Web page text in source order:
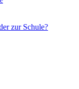
zur Schule?